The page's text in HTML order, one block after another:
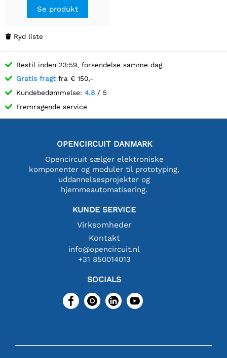
Se produkt
 Ryd liste
Bestil inden 23:59, forsendelse samme dag
Gratis fragt fra € 150,-
Kundebedømmelse: 4.8 / 5
Fremragende service
OPENCIRCUIT DANMARK
Opencircuit sælger elektroniske
komponenter og moduler til prototyping,
uddannelsesprojekter og
hjemmeautomatisering.
KUNDE SERVICE
Virksomheder
Kontakt
info@opencircuit.nl
+31 850014013
SOCIALS